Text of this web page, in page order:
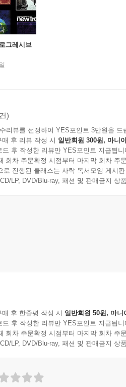
그레시브
)
리뷰를 선정하여 YES포인트 3만원을 드
후 리뷰 작성 시 일반회원 300원, 마니
드 후 작성한 리뷰만 YES포인트 지급됩니
회차 주문확정 시점부터 마지막 회차 주
로 진행된 클래스는 사락 독서모임 게시
LP, DVD/Blu-ray, 패션 및 판매금지 상
후 한줄평 작성 시 일반회원 50원, 마니
드 후 작성한 리뷰만 YES포인트 지급됩니
회차 주문확정 시점부터 마지막 회차 주
LP, DVD/Blu-ray, 패션 및 판매금지 상